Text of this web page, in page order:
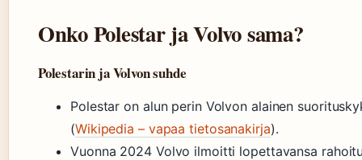
Onko Polestar ja Volvo sama?
Polestarin ja Volvon suhde
Polestar on alun perin Volvon alainen
(Wikipedia – vapaa tietosanakirja).
Vuonna 2024 Volvo ilmoitti lopettavansa